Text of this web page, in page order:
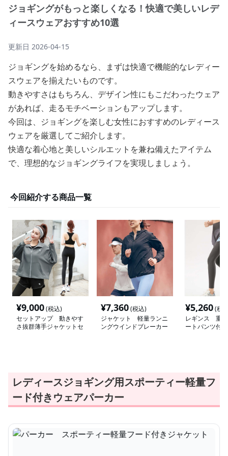
ジョギングがもっと楽しくなる！快適で美しいレデ
ィースウェアおすすめ10選
更新日 2026-04-15
ジョギングを始めるなら、まずは快適で機能的なレディー
スウェアを揃えたいものです。
動きやすさはもちろん、デザイン性にもこだわったウェア
があれば、走るモチベーションもアップします。
今回は、ジョギングを楽しむ女性におすすめのレディース
ウェアを厳選してご紹介します。
快適な着心地と美しいシルエットを兼ね備えたアイテム
で、理想的なジョギングライフを実現しましょう。
今回紹介する商品一覧
¥9,000(税込)
セットアップ 動きやす
さ抜群薄手ジャケットセ
¥7,360(税込)
ジャケット 軽量ランニ
ングウインドブレーカー
¥5,260(税
レギンス 重
ートパンツ付
レディースジョギング用スポーティー軽量フ
ード付きウェアパーカー